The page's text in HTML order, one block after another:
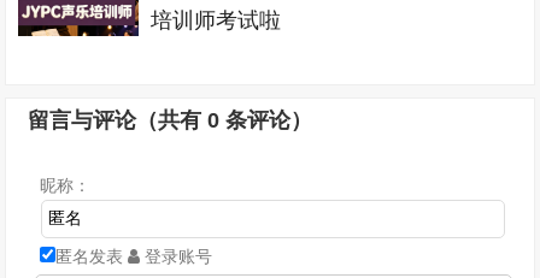
培训师考试啦
留言与评论（共有0 条评论）
昵称：
匿名发表 登录账号